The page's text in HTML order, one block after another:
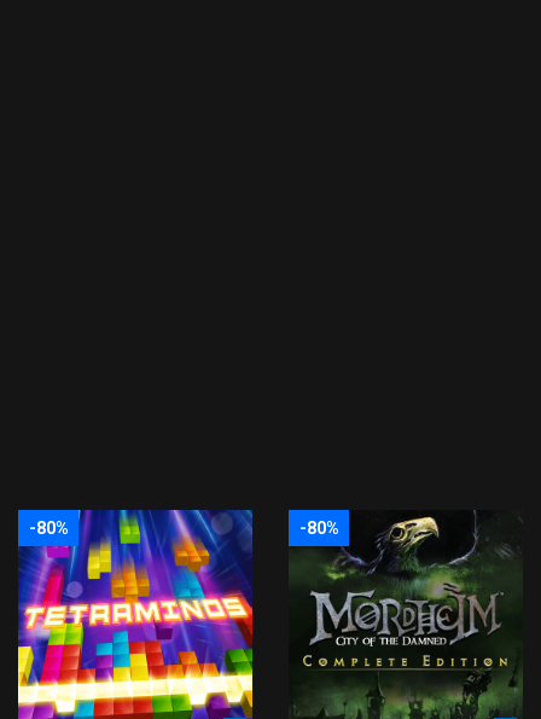
-80% -80%